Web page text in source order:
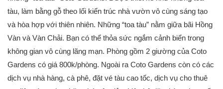
tàu, làm bằng gỗ theo lối kiến trúc nhà vườn vô cùng sáng tạo
và hòa hợp với thiên nhiên. Những “toa tàu” nằm giữa bãi Hồng
Vàn và Vàn Chải. Bạn có thể thỏa sức ngắm cảnh biển trong
không gian vô cùng lãng mạn. Phòng gồm 2 giường của Coto
Gardens có giá 800k/phòng. Ngoài ra Coto Gardens còn có các
dịch vụ nhà hàng, cà phê, đặt vé tàu cao tốc, dịch vụ cho thuê